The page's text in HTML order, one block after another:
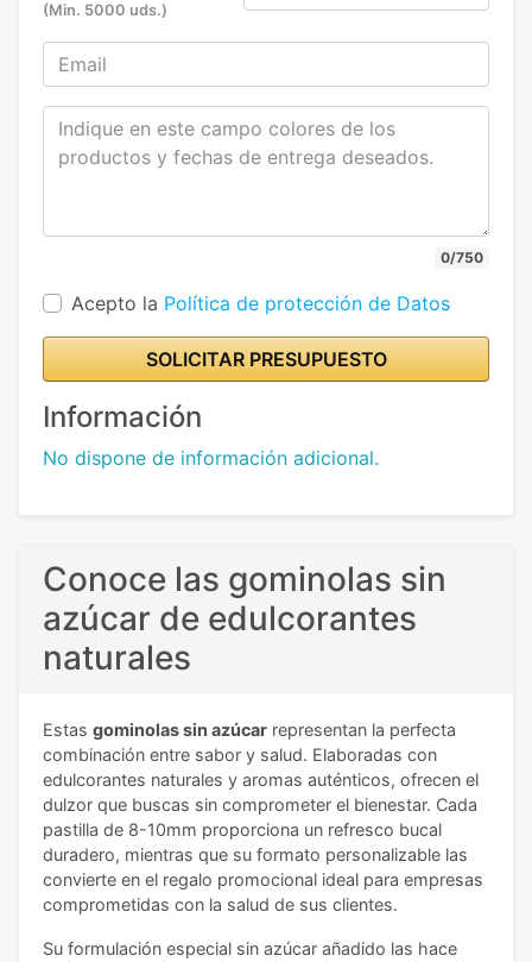
(Min. 5000 uds.)
0/750
Acepto la Política de protección de Datos
SOLICITAR PRESUPUESTO
Información
No dispone de información adicional.
Conoce las gominolas sin
azúcar de edulcorantes
naturales
Estas gominolas sin azúcar representan la perfecta
combinación entre sabor y salud. Elaboradas con
edulcorantes naturales y aromas auténticos, ofrecen el
dulzor que buscas sin comprometer el bienestar. Cada
pastilla de 8-10mm proporciona un refresco bucal
duradero, mientras que su formato personalizable las
convierte en el regalo promocional ideal para empresas
comprometidas con la salud de sus clientes.
Su formulación especial sin azúcar añadido las hace